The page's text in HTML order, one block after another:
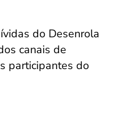
do Desenrola
canais de
participantes do